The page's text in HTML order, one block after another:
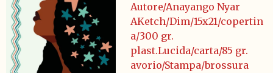
Autore/Anayango Nyar
AKetch/Dim/15x21/copertin
a/300 gr.
plast.Lucida/carta/85 gr.
avorio/Stampa/brossura